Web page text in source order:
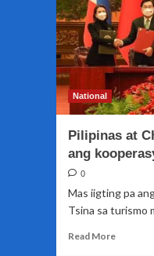
National
Pilipinas at
ang
0
Mas iigting pa
Tsina sa turismo
Read MoreRead